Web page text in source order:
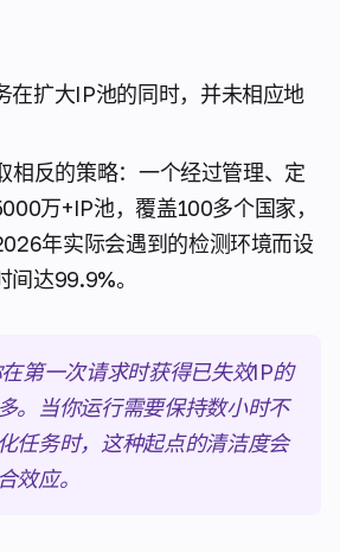
在扩大IP池的同时，并未相应地
相反的策略：一个经过管理、定
万+IP池，覆盖100多个国家，
年实际会遇到的检测环境而设
间达99.9%。
第一次请求时获得已失效IP的
。当你运行需要保持数小时不
任务时，这种起点的清洁度会
效应。